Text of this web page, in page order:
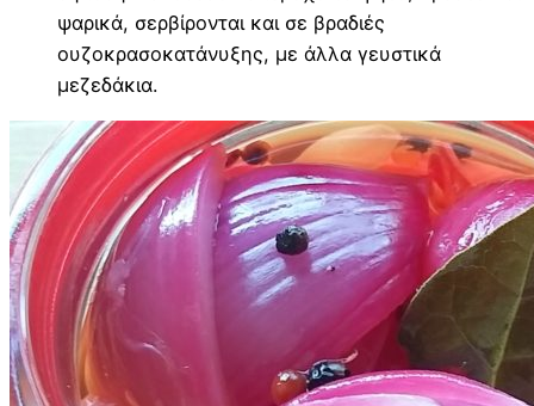
ψαρικά, σερβίρονται και σε βραδιές
ουζοκρασοκατάνυξης, με άλλα γευστικά
μεζεδάκια.